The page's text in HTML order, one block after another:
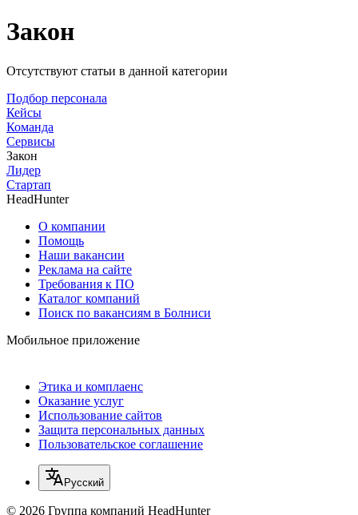
Закон
Отсутствуют статьи в данной категории
Подбор персонала
Кейсы
Команда
Сервисы
Закон
Лидер
Стартап
HeadHunter
О компании
Помощь
Наши вакансии
Реклама на сайте
Требования к ПО
Каталог компаний
Поиск по вакансиям в Болниси
Мобильное приложение
Этика и комплаенс
Оказание услуг
Использование сайтов
Защита персональных данных
Пользовательское соглашение
Русский
© 2026 Группа компаний HeadHunter